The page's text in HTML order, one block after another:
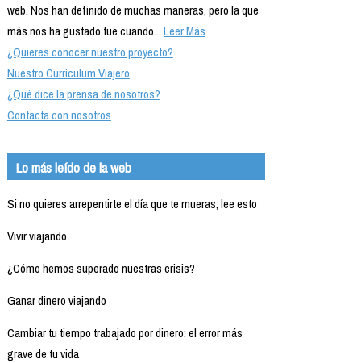
web. Nos han definido de muchas maneras, pero la que
más nos ha gustado fue cuando...Leer Más
¿Quieres conocer nuestro proyecto?
Nuestro Currículum Viajero
¿Qué dice la prensa de nosotros?
Contacta con nosotros
Lo más leído de la web
Si no quieres arrepentirte el día que te mueras, lee esto
Vivir viajando
¿Cómo hemos superado nuestras crisis?
Ganar dinero viajando
Cambiar tu tiempo trabajado por dinero: el error más
grave de tu vida